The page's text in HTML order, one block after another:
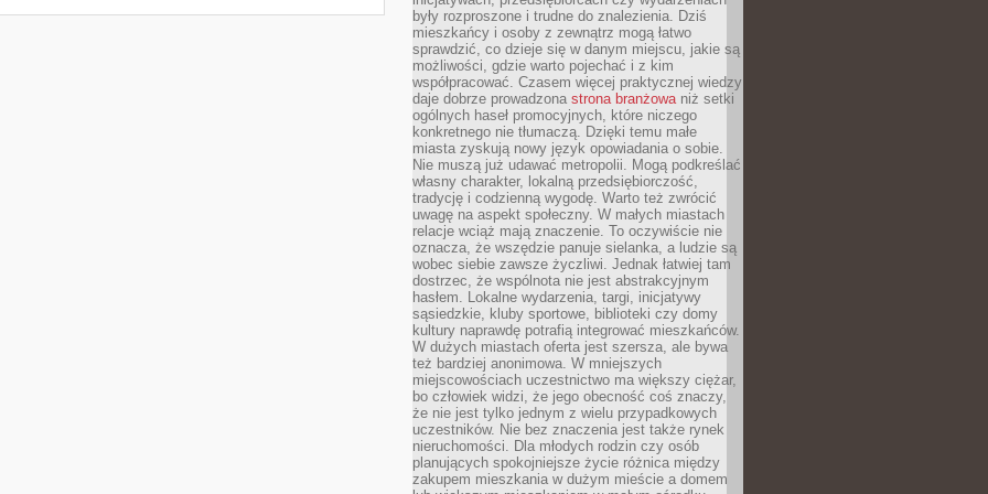
były rozproszone i trudne do znalezienia. Dziś
mieszkańcy i osoby z zewnątrz mogą łatwo
sprawdzić, co dzieje się w danym miejscu, jakie są
możliwości, gdzie warto pojechać i z kim
współpracować. Czasem więcej praktycznej wiedzy
daje dobrze prowadzona strona branżowaniż setki
ogólnych haseł promocyjnych, które niczego
konkretnego nie tłumaczą. Dzięki temu małe
miasta zyskują nowy język opowiadania o sobie.
Nie muszą już udawać metropolii. Mogą podkreślać
własny charakter, lokalną przedsiębiorczość,
tradycję i codzienną wygodę. Warto też zwrócić
uwagę na aspekt społeczny. W małych miastach
relacje wciąż mają znaczenie. To oczywiście nie
oznacza, że wszędzie panuje sielanka, a ludzie są
wobec siebie zawsze życzliwi. Jednak łatwiej tam
dostrzec, że wspólnota nie jest abstrakcyjnym
hasłem. Lokalne wydarzenia, targi, inicjatywy
sąsiedzkie, kluby sportowe, biblioteki czy domy
kultury naprawdę potrafią integrować mieszkańców.
W dużych miastach oferta jest szersza, ale bywa
też bardziej anonimowa. W mniejszych
miejscowościach uczestnictwo ma większy ciężar,
bo człowiek widzi, że jego obecność coś znaczy,
że nie jest tylko jednym z wielu przypadkowych
uczestników. Nie bez znaczenia jest także rynek
nieruchomości. Dla młodych rodzin czy osób
planujących spokojniejsze życie różnica między
zakupem mieszkania w dużym mieście a domem